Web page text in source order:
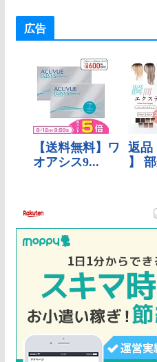
広告